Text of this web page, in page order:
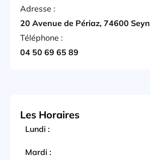
Adresse :
20 Avenue de Périaz, 74600
Téléphone :
04 50 69 65 89
Les Horaires
Lundi :
Mardi :